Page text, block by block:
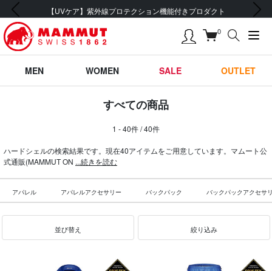
会員登録で【5,500円 (税込) 以上 送料無料】
前の画像 次の画像
0
MEN WOMEN SALE OUTLET
すべての商品
1 - 40件 / 40件
ハードシェルの検索結果です。現在40アイテムをご用意しています。マムート公
式通販(MAMMUT ON ...続きを読む
アパレル アパレルアクセサリー バックパック バックパックアクセサ
並び替え 絞り込み